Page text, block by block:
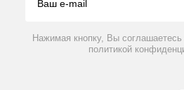
Контакты
Нажимая кнопку, Вы
политикой